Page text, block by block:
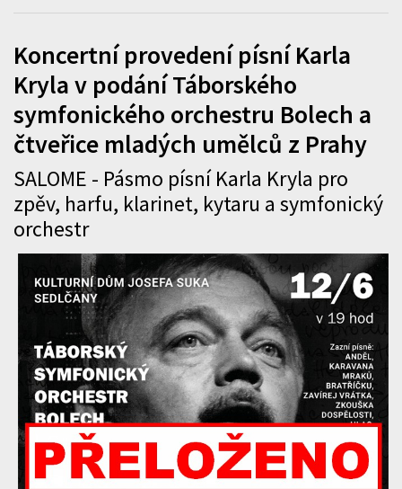
Koncertní provedení písní Karla
Kryla v podání Táborského
symfonického orchestru Bolech a
čtveřice mladých umělců z Prahy
SALOME - Pásmo písní Karla Kryla pro
zpěv, harfu, klarinet, kytaru a symfonický
orchestr